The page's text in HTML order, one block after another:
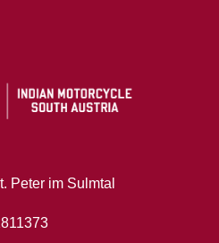
Peter im Sulmtal